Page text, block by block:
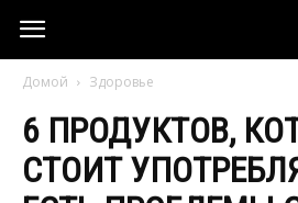
Домой Здоровье
6 ПРОДУКТОВ,
СТОИТ